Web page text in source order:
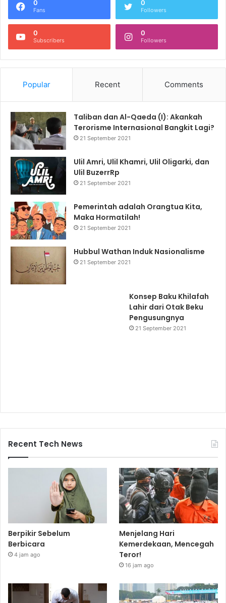
0
Fans
0
Followers
0
Subscribers
0
Followers
Popular Recent Comments
Taliban dan Al-Qaeda (I): Akankah
Terorisme Internasional Bangkit Lagi?
21 September 2021
Ulil Amri, Ulil Khamri, Ulil Oligarki, dan
Ulil BuzerrRp
21 September 2021
Pemerintah adalah Orangtua Kita,
Maka Hormatilah!
21 September 2021
Hubbul Wathan Induk Nasionalisme
21 September 2021
Konsep Baku Khilafah
Lahir dari Otak Beku
Pengusungnya
21 September 2021
Recent Tech News
Berpikir Sebelum
Berbicara
4 jam ago
Menjelang Hari
Kemerdekaan, Mencegah
Teror!
16 jam ago